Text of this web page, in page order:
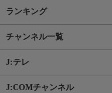
ランキング
チャンネル一覧
J:テレ
J:COMチャンネル